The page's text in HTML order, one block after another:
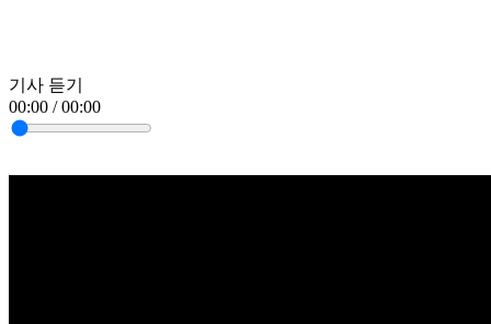
기사 듣기
00:00 / 00:00